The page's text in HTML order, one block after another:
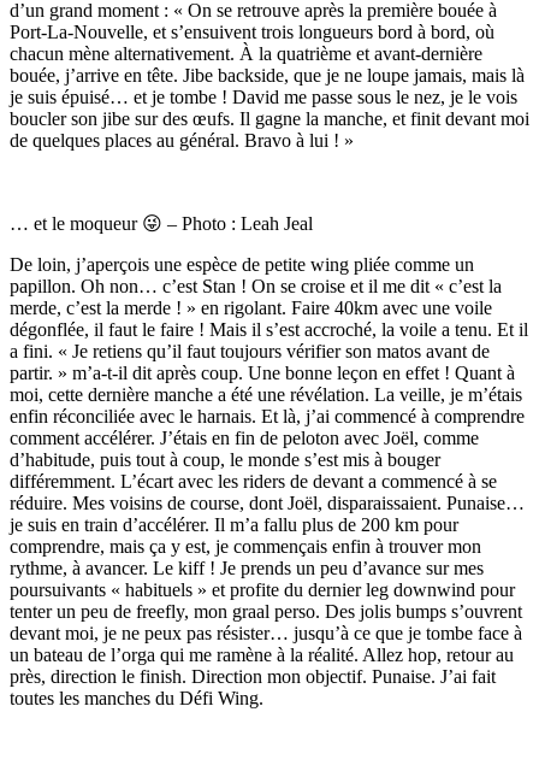
d’un grand moment : « On se retrouve après la première bouée à
Port-La-Nouvelle, et s’ensuivent trois longueurs bord à bord, où
chacun mène alternativement. À la quatrième et avant-dernière
bouée, j’arrive en tête. Jibe backside, que je ne loupe jamais, mais là
je suis épuisé… et je tombe ! David me passe sous le nez, je le vois
boucler son jibe sur des œufs. Il gagne la manche, et finit devant moi
de quelques places au général. Bravo à lui ! »
… et le moqueur 😜 – Photo : Leah Jeal
De loin, j’aperçois une espèce de petite wing pliée comme un
papillon. Oh non… c’est Stan ! On se croise et il me dit « c’est la
merde, c’est la merde ! » en rigolant. Faire 40km avec une voile
dégonflée, il faut le faire ! Mais il s’est accroché, la voile a tenu. Et il
a fini. « Je retiens qu’il faut toujours vérifier son matos avant de
partir. » m’a-t-il dit après coup. Une bonne leçon en effet ! Quant à
moi, cette dernière manche a été une révélation. La veille, je m’étais
enfin réconciliée avec le harnais. Et là, j’ai commencé à comprendre
comment accélérer. J’étais en fin de peloton avec Joël, comme
d’habitude, puis tout à coup, le monde s’est mis à bouger
différemment. L’écart avec les riders de devant a commencé à se
réduire. Mes voisins de course, dont Joël, disparaissaient. Punaise…
je suis en train d’accélérer. Il m’a fallu plus de 200 km pour
comprendre, mais ça y est, je commençais enfin à trouver mon
rythme, à avancer. Le kiff ! Je prends un peu d’avance sur mes
poursuivants « habituels » et profite du dernier leg downwind pour
tenter un peu de freefly, mon graal perso. Des jolis bumps s’ouvrent
devant moi, je ne peux pas résister… jusqu’à ce que je tombe face à
un bateau de l’orga qui me ramène à la réalité. Allez hop, retour au
près, direction le finish. Direction mon objectif. Punaise. J’ai fait
toutes les manches du Défi Wing.